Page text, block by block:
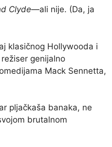
Clyde—ali nije. (Da, ja
klasičnog Hollywooda i
genijalno
Mack Sennetta,
pljačkaša banaka, ne
brutalnom